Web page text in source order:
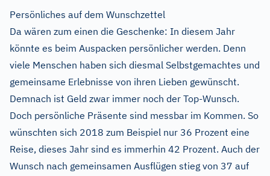
Persönliches auf dem Wunschzettel
Da wären zum einen die Geschenke: In diesem Jahr
könnte es beim Auspacken persönlicher werden. Denn
viele Menschen haben sich diesmal Selbstgemachtes und
gemeinsame Erlebnisse von ihren Lieben gewünscht.
Demnach ist Geld zwar immer noch der Top-Wunsch.
Doch persönliche Präsente sind messbar im Kommen. So
wünschten sich 2018 zum Beispiel nur 36 Prozent eine
Reise, dieses Jahr sind es immerhin 42 Prozent. Auch der
Wunsch nach gemeinsamen Ausflügen stieg von 37 auf